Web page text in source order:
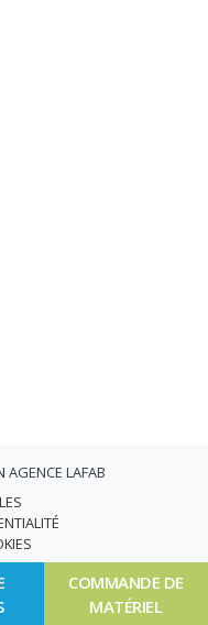
COMMANDE DE
MATÉRIEL
AGENCE LAFAB